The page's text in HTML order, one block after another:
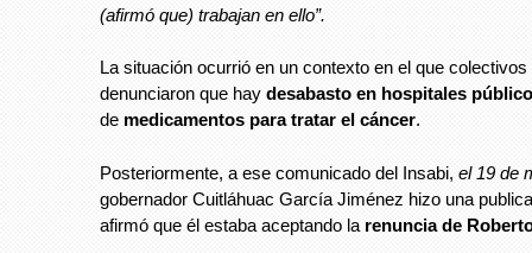
(afirmó que) trabajan en ello”.
La situación ocurrió en un contexto en el que
denunciaron que hay desabasto en hospitales
de medicamentos para tratar el cáncer.
Posteriormente, a ese comunicado del Insabi, el 19 de
gobernador Cuitláhuac García Jiménez hizo una
afirmó que él estaba aceptando la renuncia de